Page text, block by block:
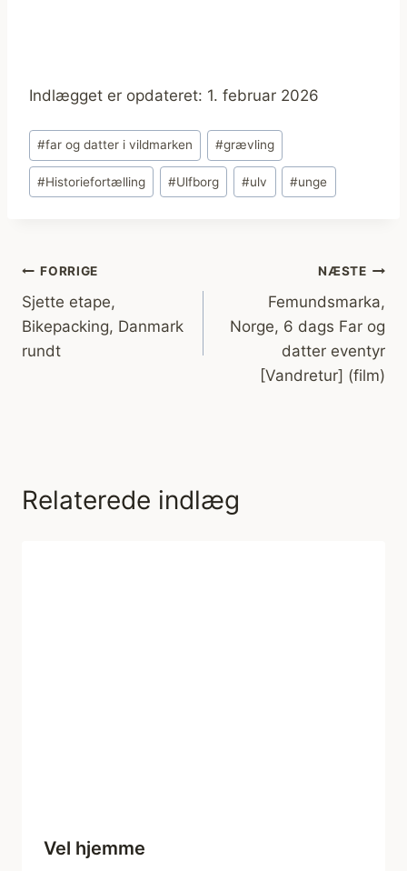
Indlægget er opdateret: 1. februar 2026
Indlæg-
tags:
#far og datter i vildmarken #grævling
#Historiefortælling #Ulfborg #ulv #unge
Indlægsnavigation
FORRIGE
Sjette etape,
Bikepacking, Danmark
rundt
NÆSTE
Femundsmarka,
Norge, 6 dags Far og
datter eventyr
[Vandretur] (film)
Relaterede indlæg
Vel hjemme